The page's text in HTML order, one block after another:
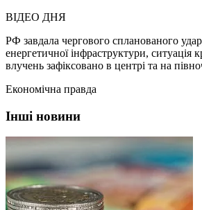
ВІДЕО ДНЯ
РФ завдала чергового спланованого
енергетичної інфраструктури, ситуація
влучень зафіксовано в центрі та на
Економічна правда
Інші новини